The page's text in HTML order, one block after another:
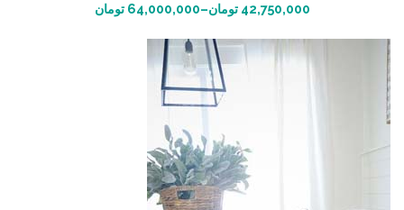
42,750,000 تومان–
64,000,000 تومان انتخاب گزینه ها